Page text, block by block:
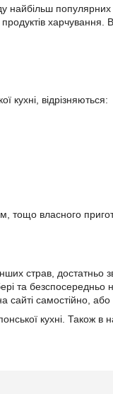
харчування.
кухні, відрізняються:
тощо власного
страв,
та безспосередньо
самостійно,
кухні. Також в